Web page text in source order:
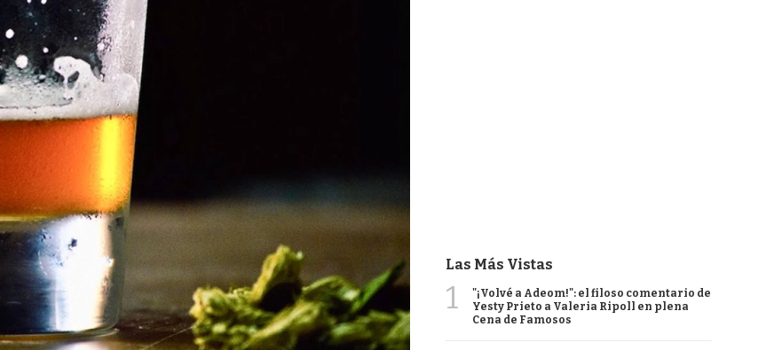
Las Más Vistas
1
"¡Volvé a Adeom!": el filoso comentario de
Yesty Prieto a Valeria Ripoll en plena
Cena de Famosos